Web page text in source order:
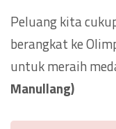
Peluang kita
berangkat ke
untuk meraih
Manullang)